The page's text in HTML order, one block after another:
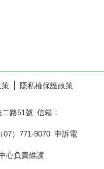
策
隱私權保護政策
路51號 信箱：
07）771-9070 申訴電
0055
心負責維護